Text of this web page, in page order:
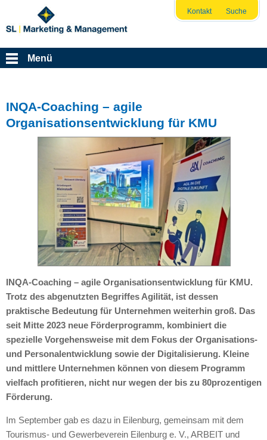
Kontakt Suche
Menü
INQA-Coaching – agile
Organisationsentwicklung für KMU
INQA-Coaching – agile Organisationsentwicklung für KMU.
Trotz des abgenutzten Begriffes Agilität, ist dessen
praktische Bedeutung für Unternehmen weiterhin groß. Das
seit Mitte 2023 neue Förderprogramm, kombiniert die
spezielle Vorgehensweise mit dem Fokus der Organisations-
und Personalentwicklung sowie der Digitalisierung. Kleine
und mittlere Unternehmen können von diesem Programm
vielfach profitieren, nicht nur wegen der bis zu 80prozentigen
Förderung.
Im September gab es dazu in Eilenburg, gemeinsam mit dem
Tourismus- und Gewerbeverein Eilenburg e. V., ARBEIT und